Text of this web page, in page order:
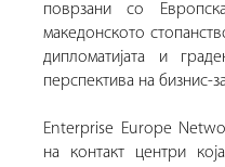
поврзани со
македонското
дипломатијата и
перспектива на бизнис-
Enterprise Europe
на контакт центри